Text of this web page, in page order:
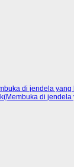
di jendela yang
di jendela